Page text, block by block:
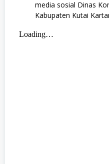
media sosial Dinas
Kabupaten Kutai